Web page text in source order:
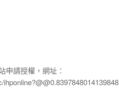
申請授權，網址：